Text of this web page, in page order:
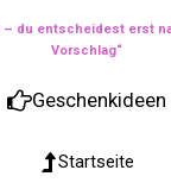
– du entscheidest erst
Vorschlag“
Geschenkideen
Startseite